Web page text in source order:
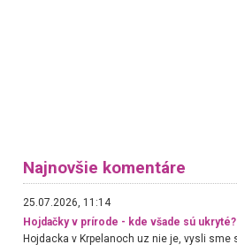
Najnovšie komentáre
25.07.2026, 11:14
Hojdačky v prírode - kde všade sú ukryté?